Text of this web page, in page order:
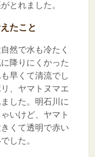
とれました。
たこと
然で水も冷たく
降りにくかった
早くて清流でし
、ヤマトヌマエ
した。明石川に
いけど、ヤマト
くて透明で赤い
した。